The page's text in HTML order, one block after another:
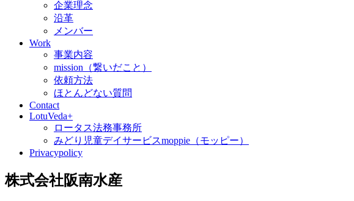
企業理念
沿革
メンバー
Work
事業内容
mission（繋いだこと）
依頼方法
ほとんどない質問
Contact
LotuVeda+
ロータス法務事務所
みどり児童デイサービスmoppie（モッピー）
Privacypolicy
株式会社阪南水産